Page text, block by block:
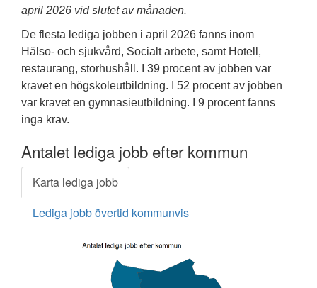
april 2026 vid slutet av månaden.
De flesta lediga jobben i april 2026 fanns inom
Hälso- och sjukvård, Socialt arbete, samt Hotell,
restaurang, storhushåll. I 39 procent av jobben var
kravet en högskoleutbildning. I 52 procent av jobben
var kravet en gymnasieutbildning. I 9 procent fanns
inga krav.
Antalet lediga jobb efter kommun
Karta lediga jobb
Lediga jobb övertid kommunvis